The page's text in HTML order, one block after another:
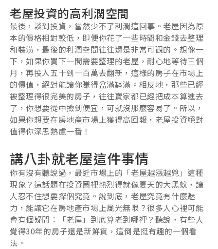
老屋投資的高利潤空間
最後，談到投資，當然少不了利潤這回事。老屋因為原
本的價格相對較低，即便你花了一些時間和金錢去整理
和裝潢，最後的利潤空間往往還是非常可觀的。想像一
下，如果你買下一間需要整理的老屋，耐心地等待三個
月，再投入五十到一百萬去翻新，這樣的房子在市場上
的價值，絕對能讓你賺得盆滿缽滿。相反地，那些已經
被整理得很完美的房子，往往賣家都已經把成本算進去
了，你想要從中撿到便宜，可就沒那麼容易了。所以，
如果你想要在房地產市場上獲得高回報，老屋投資絕對
值得你深思熟慮一番！
講八卦就老屋這件事情
你有沒有聽說過，最近市場上的「老屋越漲越兇」這種
現象？這話題在投資圈裡熱烈得就像夏天的大黑蚊，讓
人忍不住想要探個究竟。說到底，老屋究竟有什麼魅
力，能讓它在房地產市場上風光無限？很多人心裡可能
會有個疑問：「老屋」到底算老到哪裡？聽說，有些人
覺得30年的房子還是新鮮貨，這倒是挺有趣的一個看
法。